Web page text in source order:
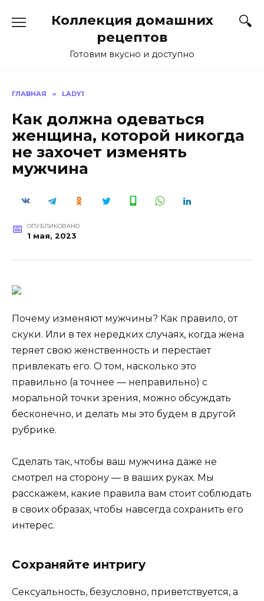
Коллекция домашних
рецептов
Готовим вкусно и доступно
ГЛАВНАЯ » LADY1
Как должна одеваться
женщина, которой никогда
не захочет изменять
мужчина
ОПУБЛИКОВАНО
1 мая, 2023
Почему изменяют мужчины? Как правило, от
скуки. Или в тех нередких случаях, когда жена
теряет свою женственность и перестает
привлекать его. О том, насколько это
правильно (а точнее — неправильно) с
моральной точки зрения, можно обсуждать
бесконечно, и делать мы это будем в другой
рубрике.
Сделать так, чтобы ваш мужчина даже не
смотрел на сторону — в ваших руках. Мы
расскажем, какие правила вам стоит соблюдать
в своих образах, чтобы навсегда сохранить его
интерес.
Сохраняйте интригу
Сексуальность, безусловно, приветствуется, а